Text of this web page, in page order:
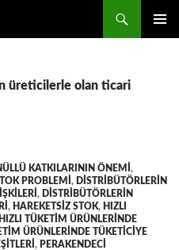
üreticilerle olan ticari
KATKILARININ ÖNEMI ,
PROBLEMI , DISTRIBÜTÖRLERIN
, DISTRIBÜTÖRLERIN
, HAREKETSIZ STOK, HIZLI
HIZLI TÜKETIM ÜRÜNLERINDE
ÜRÜNLERINDE TÜKETICIYE
, PERAKENDECI